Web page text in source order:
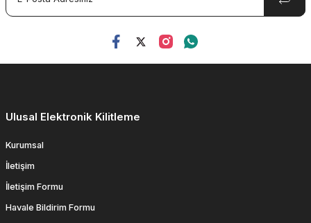
Ulusal Elektronik Kilitleme
Kurumsal
İletişim
İletişim Formu
Havale Bildirim Formu